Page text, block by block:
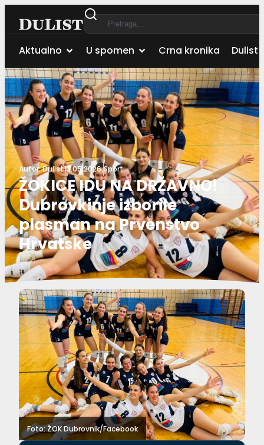
Aktualno U spomen Crna kronika Dulist
Autor:Dulist13.05.2026.Sport
ŽOKICE IDU NA DRŽAVNO!
Dubrovkinje izborile
plasman na Prvenstvo
Hrvatske
Foto: ŽOK Dubrovnik/Facebook